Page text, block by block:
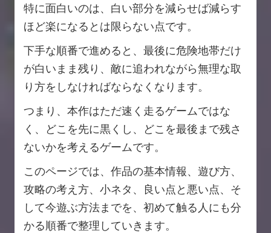
特に面白いのは、白い部分を減らせば減らす
ほど楽になるとは限らない点です。
下手な順番で進めると、最後に危険地帯だけ
が白いまま残り、敵に追われながら無理な取
り方をしなければならなくなります。
つまり、本作はただ速く走るゲームではな
く、どこを先に黒くし、どこを最後まで残さ
ないかを考えるゲームです。
このページでは、作品の基本情報、遊び方、
攻略の考え方、小ネタ、良い点と悪い点、そ
して今遊ぶ方法までを、初めて触る人にも分
かる順番で整理していきます。